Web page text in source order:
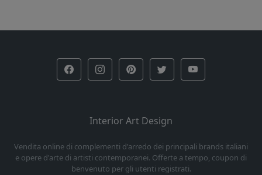
Interior Art Design
Vendita online di complementi d'arredo dei principali brands italiani
e opere d'arte di artisti contemporanei. Offerte a tempo, coupon di
benvenuto per gli utenti registrati.